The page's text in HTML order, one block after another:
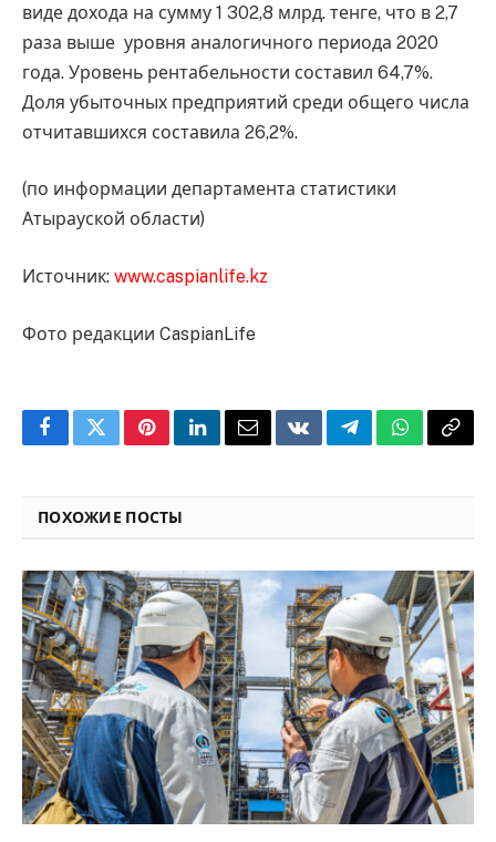
виде дохода на сумму 1 302,8 млрд. тенге, что в 2,7
раза выше уровня аналогичного периода 2020
года. Уровень рентабельности составил 64,7%.
Доля убыточных предприятий среди общего числа
отчитавшихся составила 26,2%.
(по информации департамента статистики
Атырауской области)
Источник: www.caspianlife.kz
Фото редакции CaspianLife
FacebookTwitterPinterestLinkedInEmailVKontakteTelegramWhatsApp
Copy
ПОХОЖИЕ ПОСТЫ